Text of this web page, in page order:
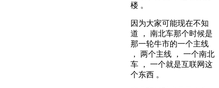
楼 。
因为大家可能现在不知
道 ， 南北车那个时候是
那一轮牛市的一个主线
， 两个主线 ， 一个南北
车 ， 一个就是互联网这
个东西 。